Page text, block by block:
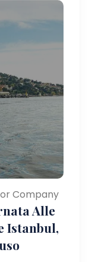
Company
Alle
Istanbul,